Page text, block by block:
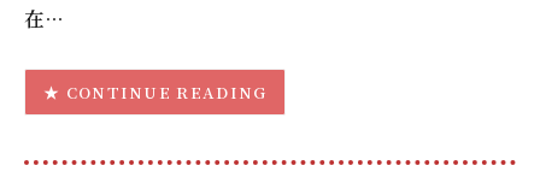
在…
CONTINUE READING